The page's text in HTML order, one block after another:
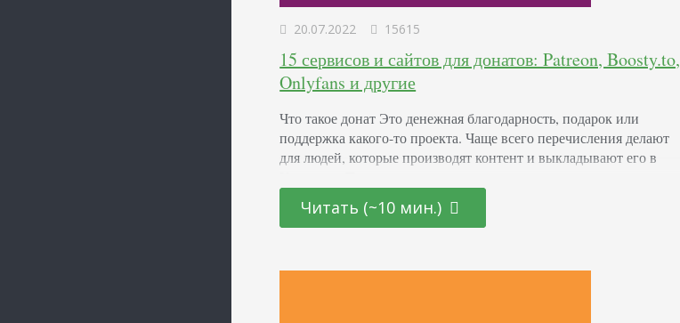
20.07.2022 15615
15 сервисов и сайтов для донатов: Patreon, Boosty.to,
Onlyfans и другие
Что такое донат Это денежная благодарность, подарок или
поддержка какого-то проекта. Чаще всего перечисления делают
для людей, которые производят контент и выкладывают его в
поблагодарить человека за его труд. Иногда переводят средства и
в других целях, например, чтобы получить доступ к платным
Читать (~10 мин.)